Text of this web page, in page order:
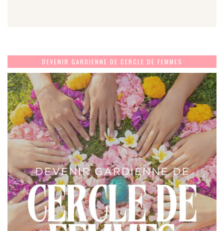
DEVENIR GARDIENNE DE CERCLE DE FEMMES